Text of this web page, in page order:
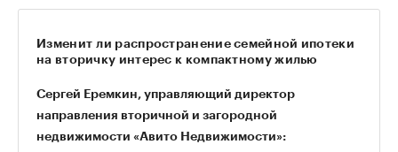
Изменит ли распространение семейной ипотеки
на вторичку интерес к компактному жилью
Сергей Еремкин, управляющий директор
направления вторичной и загородной
недвижимости «Авито Недвижимости»: